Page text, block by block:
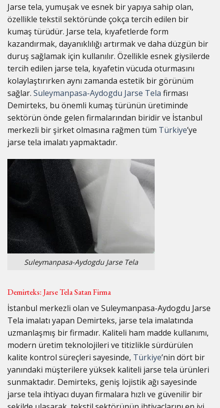
Jarse tela, yumuşak ve esnek bir yapıya sahip olan,
özellikle tekstil sektöründe çokça tercih edilen bir
kumaş türüdür. Jarse tela, kıyafetlerde form
kazandırmak, dayanıklılığı artırmak ve daha düzgün bir
duruş sağlamak için kullanılır. Özellikle esnek giysilerde
tercih edilen jarse tela, kıyafetin vücuda oturmasını
kolaylaştırırken aynı zamanda estetik bir görünüm
sağlar. Suleymanpasa-Aydogdu Jarse Tela firması
Demirteks, bu önemli kumaş türünün üretiminde
sektörün önde gelen firmalarından biridir ve İstanbul
merkezli bir şirket olmasına rağmen tüm Türkiye’ye
jarse tela imalatı yapmaktadır.
Suleymanpasa-Aydogdu Jarse Tela
Demirteks: Jarse Tela Satan Firma
İstanbul merkezli olan ve Suleymanpasa-Aydogdu Jarse
Tela imalatı yapan Demirteks, jarse tela imalatında
uzmanlaşmış bir firmadır. Kaliteli ham madde kullanımı,
modern üretim teknolojileri ve titizlikle sürdürülen
kalite kontrol süreçleri sayesinde, Türkiye’nin dört bir
yanındaki müşterilere yüksek kaliteli jarse tela ürünleri
sunmaktadır. Demirteks, geniş lojistik ağı sayesinde
jarse tela ihtiyacı duyan firmalara hızlı ve güvenilir bir